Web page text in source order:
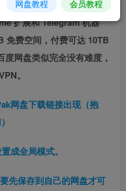
支持 iOS、Android 客户
扩展和 Telegram 机器
免费空间，付费可达 10TB
网盘类似完全没有难度，
。
网盘下载链接出现（抱
成全局模式。
先保存到自己的网盘才可
网盘教程 会员教程